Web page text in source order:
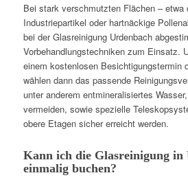
Bei stark verschmutzten Flächen – etwa
Industriepartikel oder hartnäckige
bei der Glasreinigung Urdenbach
Vorbehandlungstechniken zum Einsatz.
einem kostenlosen Besichtigungstermin
wählen dann das passende
unter anderem entmineralisiertes
vermeiden, sowie spezielle
obere Etagen sicher erreicht werden.
Kann ich die Glasreinigung in
einmalig buchen?